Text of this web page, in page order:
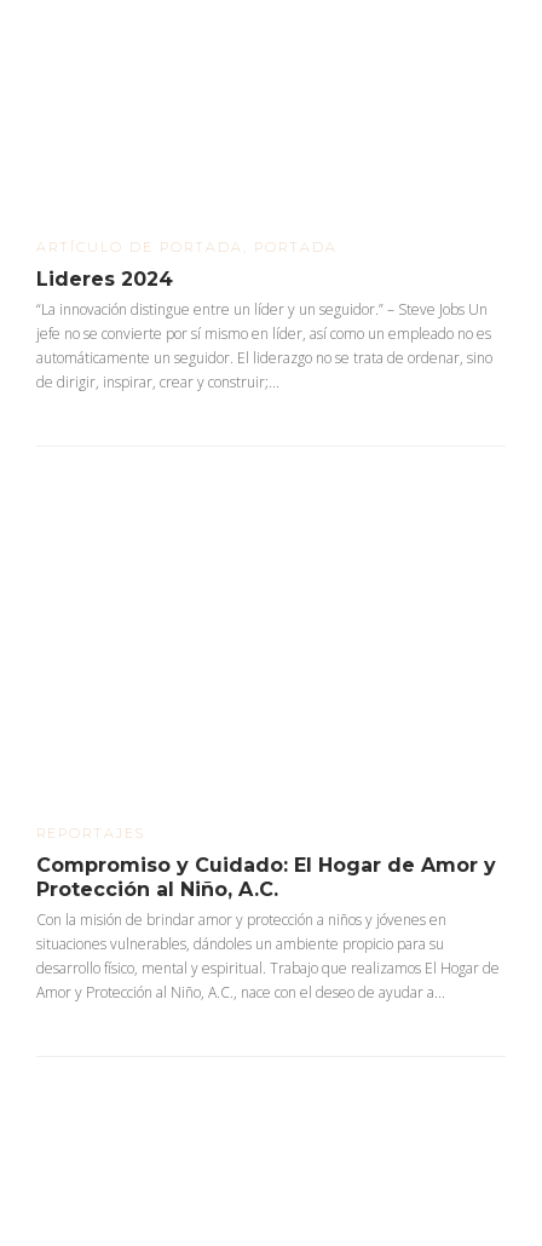
ARTÍCULO DE PORTADA PORTADA
Lideres 2024
“La innovación distingue entre un líder y un seguidor.” – Steve Jobs Un
jefe no se convierte por sí mismo en líder, así como un empleado no es
automáticamente un seguidor. El liderazgo no se trata de ordenar, sino
de dirigir, inspirar, crear y construir;...
REPORTAJES
Compromiso y Cuidado: El Hogar de Amor y
Protección al Niño, A.C.
Con la misión de brindar amor y protección a niños y jóvenes en
situaciones vulnerables, dándoles un ambiente propicio para su
desarrollo físico, mental y espiritual. Trabajo que realizamos El Hogar de
Amor y Protección al Niño, A.C., nace con el deseo de ayudar a...